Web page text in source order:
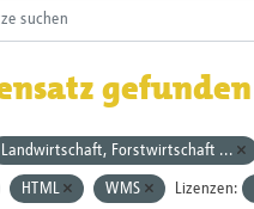
gefunden
Landwirtschaft, Forstwirtschaft ...
HTML WMS Lizenzen: